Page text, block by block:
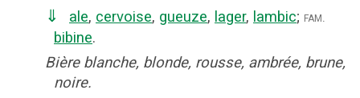
⇓ ale, cervoise, gueuze, lager, lambic; fam.
bibine.
Bière blanche, blonde, rousse, ambrée, brune,
noire.